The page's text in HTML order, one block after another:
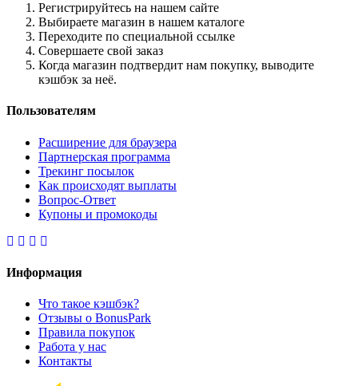
Регистрируйтесь на нашем сайте
Выбираете магазин в нашем каталоге
Переходите по специальной ссылке
Совершаете свой заказ
Когда магазин подтвердит нам покупку, выводите
кэшбэк за неё.
Пользователям
Расширение для браузера
Партнерская программа
Трекинг посылок
Как происходят выплаты
Вопрос-Ответ
Купоны и промокоды
Информация
Что такое кэшбэк?
Отзывы о BonusPark
Правила покупок
Работа у нас
Контакты